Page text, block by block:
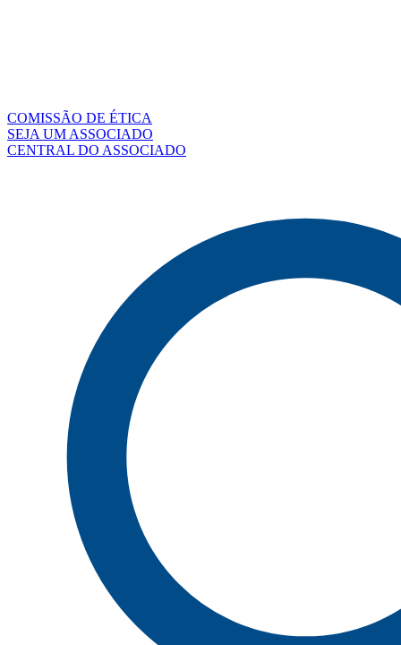
COMISSÃO DE ÉTICA
SEJA UM ASSOCIADO
CENTRAL DO ASSOCIADO